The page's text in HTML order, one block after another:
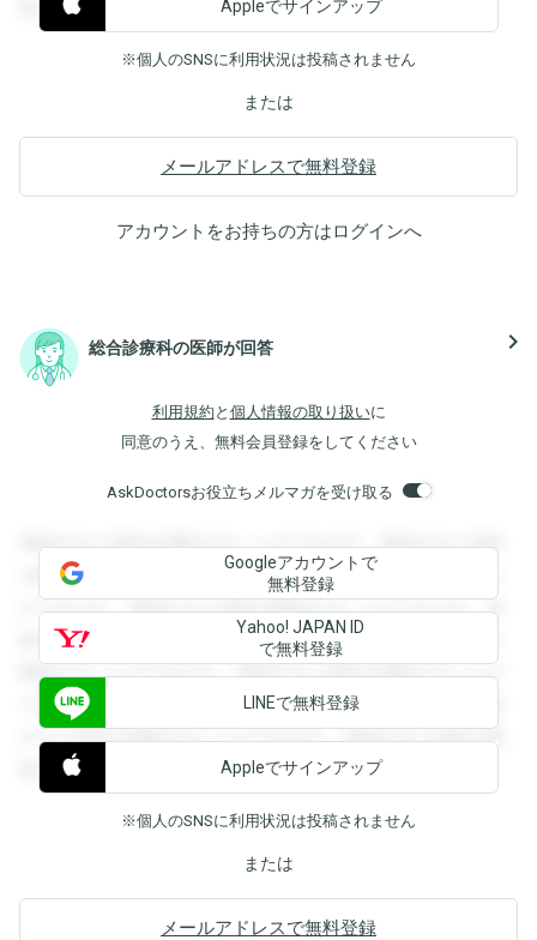
覧することができます。 Appleでサインアップ
※個人のSNSに利用状況は投稿されません
または
メールアドレスで無料登録
アカウントをお持ちの方はログインへ
総合診療科の医師が回答 navigate_next
利用規約 と 個人情報の取り扱いに
同意のうえ、無料会員登録をしてください
AskDoctorsお役立ちメルマガを受け取る
登録すると回答を閲覧することができます。登録すると回答
を閲覧することができます。登録すると回答を閲覧すること
ができます。登録すると回答を閲覧することができます。登
録すると回答を閲覧することができます。登録すると回答を
閲覧することができます。登録すると回答を閲覧することが
できます。登録すると回答を閲覧することができます。登録
すると回答を閲覧することができます。登録すると回答を閲
覧することができます。
Googleアカウントで
無料登録
Yahoo! JAPAN ID
で無料登録
LINEで無料登録
Appleでサインアップ
※個人のSNSに利用状況は投稿されません
または
メールアドレスで無料登録